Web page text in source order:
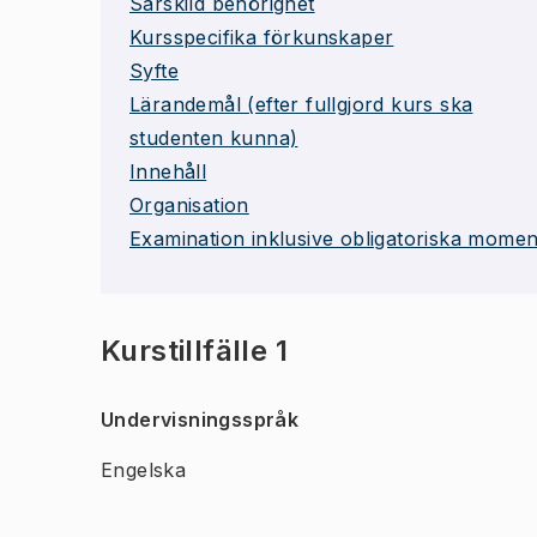
Kursspecifika förkunskaper
Syfte
Lärandemål (efter fullgjord kurs ska
studenten kunna)
Innehåll
Organisation
Examination inklusive obligatoriska
Kurstillfälle 1
Undervisningsspråk
Engelska